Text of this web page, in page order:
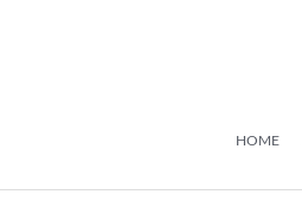
HOME